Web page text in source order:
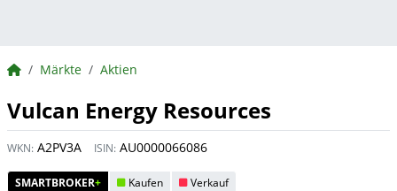
BörsenNEWS.de
Märkte Aktien
Vulcan Energy Resources
WKN: A2PV3A ISIN: AU0000066086
SMARTBROKER+ Kaufen Verkauf